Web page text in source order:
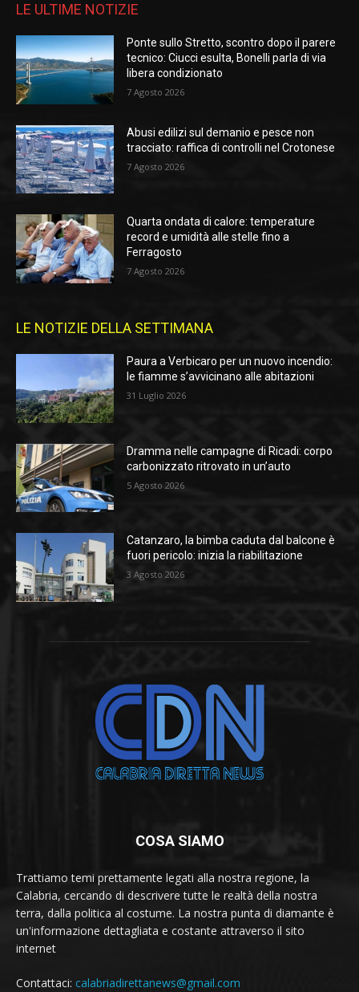
LE ULTIME NOTIZIE
Ponte sullo Stretto, scontro dopo il parere
tecnico: Ciucci esulta, Bonelli parla di via
libera condizionato
7 Agosto 2026
Abusi edilizi sul demanio e pesce non
tracciato: raffica di controlli nel Crotonese
7 Agosto 2026
Quarta ondata di calore: temperature
record e umidità alle stelle fino a
Ferragosto
7 Agosto 2026
LE NOTIZIE DELLA SETTIMANA
Paura a Verbicaro per un nuovo incendio:
le fiamme s’avvicinano alle abitazioni
31 Luglio 2026
Dramma nelle campagne di Ricadi: corpo
carbonizzato ritrovato in un’auto
5 Agosto 2026
Catanzaro, la bimba caduta dal balcone è
fuori pericolo: inizia la riabilitazione
3 Agosto 2026
COSA SIAMO
Trattiamo temi prettamente legati alla nostra regione, la
Calabria, cercando di descrivere tutte le realtà della nostra
terra, dalla politica al costume. La nostra punta di diamante è
un'informazione dettagliata e costante attraverso il sito
internet
Contattaci: calabriadirettanews@gmail.com